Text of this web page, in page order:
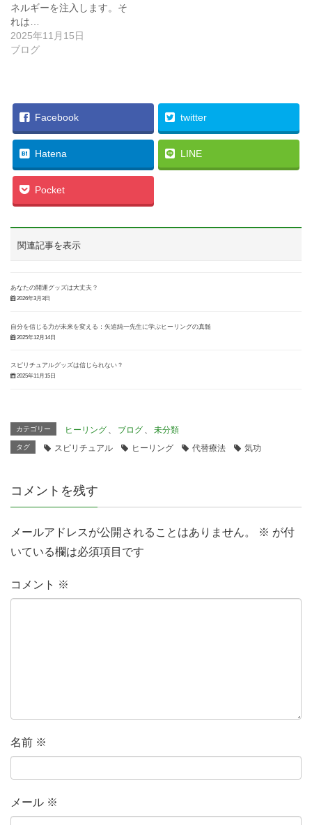
ネルギーを注入します。そ
れは…
2025年11月15日
ブログ
Facebook twitter
Hatena LINE
Pocket
関連記事を表示
あなたの開運グッズは大丈夫？
2026年3月3日
自分を信じる力が未来を変える：矢追純一先生に学ぶヒーリングの真髄
2025年12月14日
スピリチュアルグッズは信じられない？
2025年11月15日
カテゴリー ヒーリング 、 ブログ 、 未分類
タグ スピリチュアル ヒーリング 代替療法 気功
コメントを残す
メールアドレスが公開されることはありません。 ※ が付
いている欄は必須項目です
コメント ※
名前 ※
メール ※